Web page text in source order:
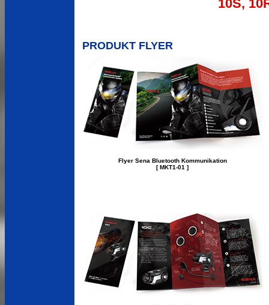
10S,
PRODUKT FLYER
Flyer Sena Bluetooth Kommunikation
[ MKT1-01 ]